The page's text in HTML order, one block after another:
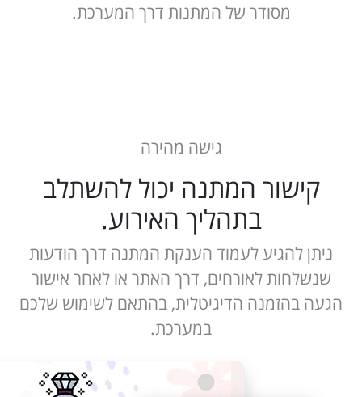
מסודר של המתנות דרך המערכת.
גישה מהירה
קישור המתנה יכול להשתלב
בתהליך האירוע.
ניתן להגיע לעמוד הענקת המתנה דרך הודעות
שנשלחות לאורחים, דרך האתר או לאחר אישור
הגעה בהזמנה הדיגיטלית, בהתאם לשימוש שלכם
במערכת.